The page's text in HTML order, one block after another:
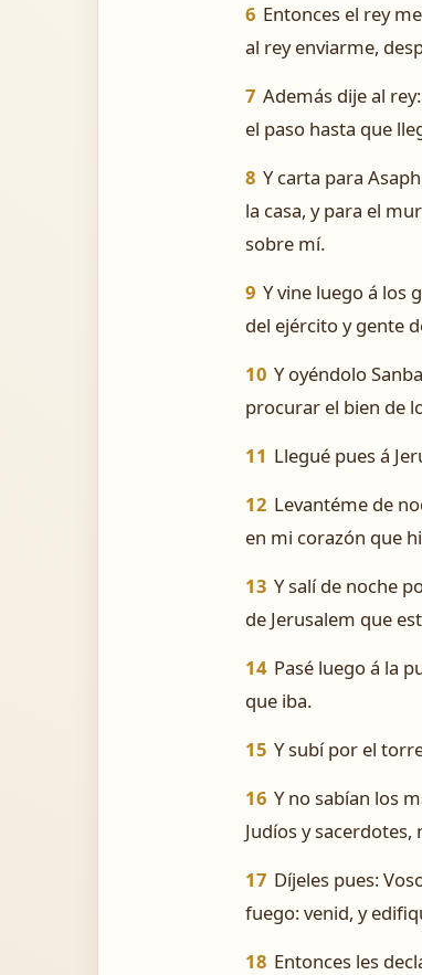
6 Entonces el rey
al rey enviarme,
7 Además dije al
el paso hasta que
8 Y carta para
la casa, y para el
sobre mí.
9 Y vine luego á los
del ejército y gente
10 Y oyéndolo
procurar el bien de
11 Llegué pues á
12 Levantéme de
en mi corazón que
13 Y salí de noche
de Jerusalem que
14 Pasé luego á la
que iba.
15 Y subí por el
16 Y no sabían los
Judíos y
17 Díjeles pues:
fuego: venid, y
18 Entonces les